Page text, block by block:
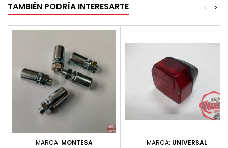
TAMBIÉN PODRÍA INTERESARTE >
<
MARCA: MONTESA MARCA: UNIVERSAL